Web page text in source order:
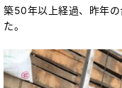
築50年以上経過、昨年
た。